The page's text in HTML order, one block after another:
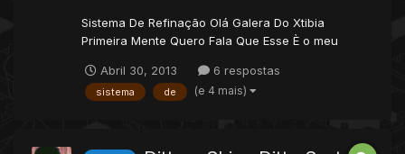
Sistema De Refinação Olá Galera Do Xtibia
Primeira Mente Quero Fala Que Esse È o meu
Criticas Em Baixo Bom O Script Que venho trazer
Aqui Hoje Para O Xtibia E Um Sistema De
Abril 30, 2013 6 respostas
sistema de (e 4 mais)